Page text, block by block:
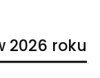
2026 roku